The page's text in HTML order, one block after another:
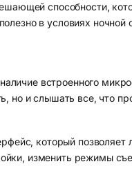
способности,
в условиях
встроенного
но и слышать все, что
который позволяет
изменить режимы